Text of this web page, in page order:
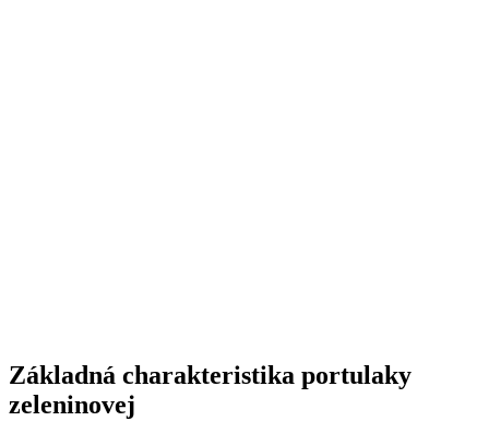
Základná charakteristika portulaky
zeleninovej